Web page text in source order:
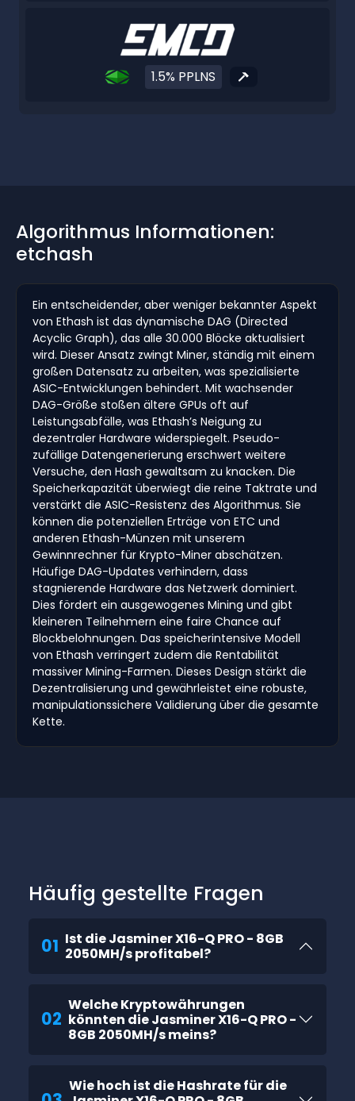
1.5% PPLNS
Algorithmus Informationen:
etchash
Ein entscheidender, aber weniger bekannter Aspekt
von Ethash ist das dynamische DAG (Directed
Acyclic Graph), das alle 30.000 Blöcke aktualisiert
wird. Dieser Ansatz zwingt Miner, ständig mit einem
großen Datensatz zu arbeiten, was spezialisierte
ASIC-Entwicklungen behindert. Mit wachsender
DAG-Größe stoßen ältere GPUs oft auf
Leistungsabfälle, was Ethash’s Neigung zu
dezentraler Hardware widerspiegelt. Pseudo-
zufällige Datengenerierung erschwert weitere
Versuche, den Hash gewaltsam zu knacken. Die
Speicherkapazität überwiegt die reine Taktrate und
verstärkt die ASIC-Resistenz des Algorithmus. Sie
können die potenziellen Erträge von ETC und
anderen Ethash-Münzen mit unserem
Gewinnrechner für Krypto-Miner abschätzen.
Häufige DAG-Updates verhindern, dass
stagnierende Hardware das Netzwerk dominiert.
Dies fördert ein ausgewogenes Mining und gibt
kleineren Teilnehmern eine faire Chance auf
Blockbelohnungen. Das speicherintensive Modell
von Ethash verringert zudem die Rentabilität
massiver Mining-Farmen. Dieses Design stärkt die
Dezentralisierung und gewährleistet eine robuste,
manipulationssichere Validierung über die gesamte
Kette.
Häufig gestellte Fragen
01 Ist die Jasminer X16-Q PRO - 8GB
2050MH/s profitabel?
02
Welche Kryptowährungen
könnten die Jasminer X16-Q PRO -
8GB 2050MH/s meins?
Wie hoch ist die Hashrate für die